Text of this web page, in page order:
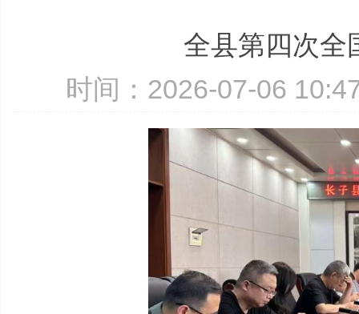
全县第四次全
时间：2026-07-06